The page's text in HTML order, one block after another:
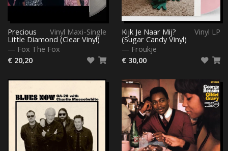
Vinyl Maxi-Single
Precious
Little Diamond (Clear Vinyl)
— Fox The Fox
€ 20,20
Vinyl LP
Kijk Je Naar Mij?
(Sugar Candy Vinyl)
— Froukje
€ 30,00